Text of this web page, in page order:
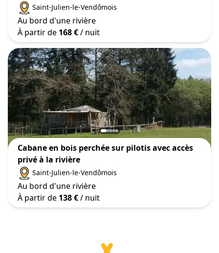
Saint-Julien-le-Vendômois
Au bord d'une rivière
À partir de 168 €/ nuit
Cabane en bois perchée sur pilotis avec accès
privé à la rivière
Saint-Julien-le-Vendômois
Au bord d'une rivière
À partir de 138 €/ nuit